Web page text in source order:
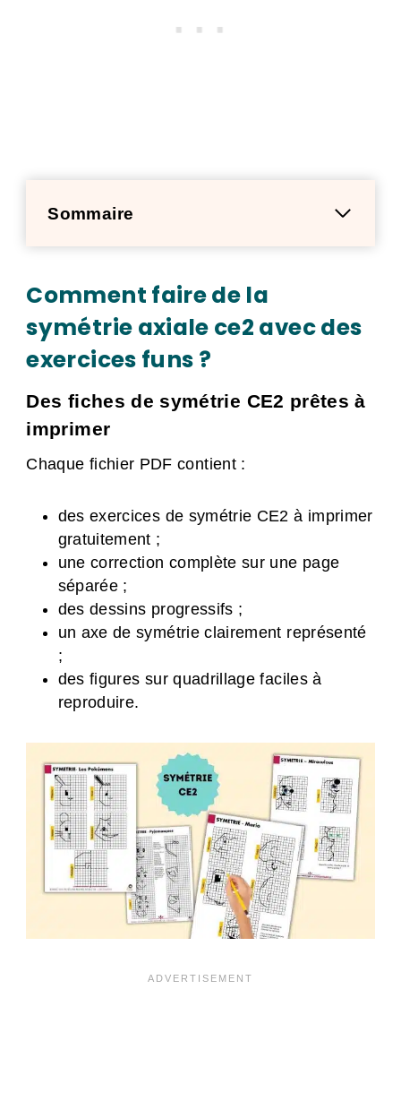
Sommaire
Comment faire de la
symétrie axiale ce2 avec des
exercices funs ?
Des fiches de symétrie CE2 prêtes à
imprimer
Chaque fichier PDF contient :
des exercices de symétrie CE2 à imprimer
gratuitement ;
une correction complète sur une page
séparée ;
des dessins progressifs ;
un axe de symétrie clairement représenté
;
des figures sur quadrillage faciles à
reproduire.